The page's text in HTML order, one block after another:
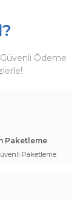
Ödeme
Paketleme
Paketleme